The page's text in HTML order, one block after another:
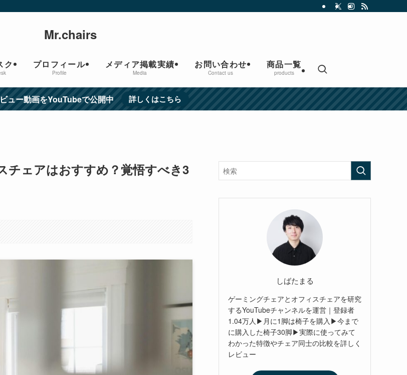
Mr.chairs
ク プロフィール
Profile
メディア掲載実績
Media
お問い合わせ
Contact us
商品一覧
products
ュー動画をYouTubeで公開中 詳しくはこちら
チェアはおすすめ？覚悟すべき3
しばたまる
ゲーミングチェアとオフィスチェアを研究
するYouTubeチャンネルを運営｜登録者
1.04万人▶月に1脚は椅子を購入▶今まで
に購入した椅子30脚▶実際に使ってみて
わかった特徴やチェア同士の比較を詳しく
レビュー